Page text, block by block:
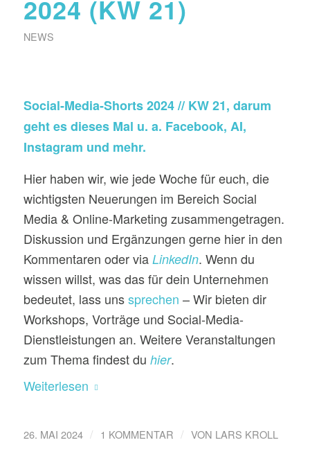
2024 (KW 21)
NEWS
Social-Media-Shorts 2024 // KW 21, darum
geht es dieses Mal u. a. Facebook, AI,
Instagram und mehr.
Hier haben wir, wie jede Woche für euch, die
wichtigsten Neuerungen im Bereich Social
Media & Online-Marketing zusammengetragen.
Diskussion und Ergänzungen gerne hier in den
Kommentaren oder via LinkedIn. Wenn du
wissen willst, was das für dein Unternehmen
bedeutet, lass unssprechen – Wir bieten dir
Workshops, Vorträge und Social-Media-
Dienstleistungen an. Weitere Veranstaltungen
zum Thema findest du hier.
Weiterlesen
26. MAI 2024 / 1 KOMMENTAR / VON LARS KROLL